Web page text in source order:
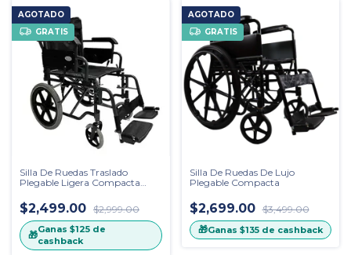
AGOTADO
GRATIS
Silla De Ruedas Traslado
Plegable Ligera Compacta
$2,499.00 $2,999.00
🎁Ganas $125 de
cashback
AGOTADO
GRATIS
Silla De Ruedas De Lujo
Plegable Compacta
$2,699.00 $3,499.00
🎁Ganas $135de cashback